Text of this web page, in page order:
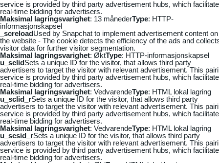
service is provided by third party advertisement hubs, which
real-time bidding for advertisers.
Maksimal lagringsvarighet: 13 månederType: HTTP-
informasjonskapsel
_screloadUsed by Snapchat to implement advertisement content on
the website - The cookie detects the efficiency of the ads and
visitor data for further visitor segmentation.
Maksimal lagringsvarighet: ØktType: HTTP-informasjonskapsel
u_sclidSets a unique ID for the visitor, that allows third party
advertisers to target the visitor with relevant advertisement. This
service is provided by third party advertisement hubs, which
real-time bidding for advertisers.
Maksimal lagringsvarighet: VedvarendeType: HTML lokal lagring
u_sclid_rSets a unique ID for the visitor, that allows third party
advertisers to target the visitor with relevant advertisement. This
service is provided by third party advertisement hubs, which
real-time bidding for advertisers.
Maksimal lagringsvarighet: VedvarendeType: HTML lokal lagring
u_scsid_rSets a unique ID for the visitor, that allows third party
advertisers to target the visitor with relevant advertisement. This
service is provided by third party advertisement hubs, which
real-time bidding for advertisers.